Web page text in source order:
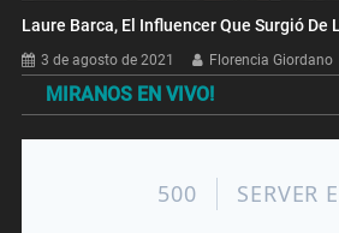
Laure Barca, El Influencer Que Surgió De
3 de agosto de 2021 Florencia Giordano
MIRANOS EN VIVO!